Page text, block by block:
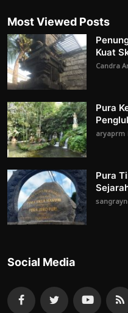
Most Viewed Posts
Kuat
Candra
Pura
aryaprm
Pura
Social Media